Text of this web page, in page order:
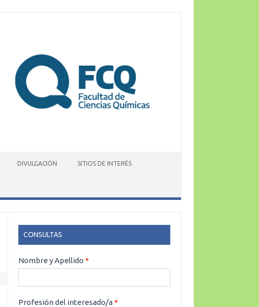
DIVULGACIÓN SITIOS DE INTERÉS
CONSULTAS
CONSULTAS
Nombre y Apellido*
Profesión del interesado/a*